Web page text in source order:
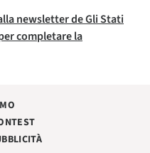
newsletter de Gli Stati
completare la